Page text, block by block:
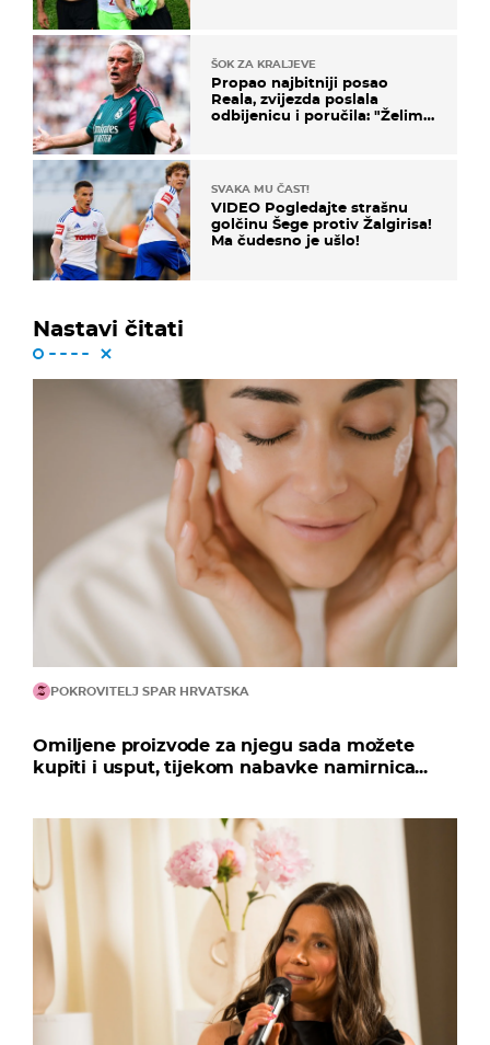
ŠOK ZA KRALJEVE
Propao najbitniji posao
Reala, zvijezda poslala
odbijenicu i poručila: "Želim
SVAKA MU ČAST!
VIDEO Pogledajte strašnu
golčinu Šege protiv Žalgirisa!
Ma čudesno je ušlo!
Nastavi čitati
POKROVITELJ SPAR HRVATSKA
Omiljene proizvode za njegu sada možete
kupiti i usput, tijekom nabavke namirnica...